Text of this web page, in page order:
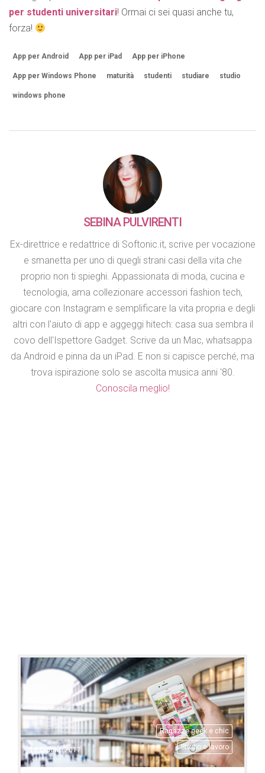
per studenti universitari! Ormai ci sei quasi anche tu,
forza!
App per Android App per iPad App per iPhone
App per Windows Phone maturità studenti studiare studio
windows phone
SEBINA PULVIRENTI
Ex-direttrice e redattrice di Softonic.it, scrive per vocazione
e smanetta per uno di quegli strani casi della vita che
proprio non ti spieghi. Appassionata di moda, cucina e
tecnologia, ama collezionare accessori fashion tech,
giocare con Instagram e semplificare la vita propria e degli
altri con l'aiuto di app e aggeggi hitech: casa sua sembra il
covo dell'Ispettore Gadget. Scrive da un Mac, whatsappa
da Android e pinna da un iPad. E non si capisce perché, ma
trova ispirazione solo se ascolta musica anni '80.
Conoscila meglio!
Ragazze geek e chic
Studio e lavoro
18 Giugno 2017